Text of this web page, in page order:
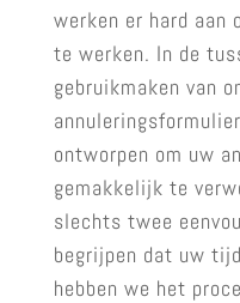
werken er hard aan
te werken. In de
gebruikmaken van
ontworpen om uw
gemakkelijk te
slechts twee
begrijpen dat uw
hebben we het